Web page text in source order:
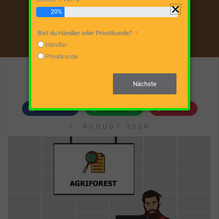
C.E.A. DI CORNAGLIA S.R.L.
Facebook WhatsApp Pocket
7. AUGUST 2026
20%
Bist du Händler oder Privatkunde?
Händler
Privatkunde
Nächste